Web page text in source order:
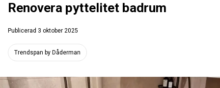
Renovera pyttelitet badrum
Publicerad 3 oktober 2025
Trendspan by Dåderman